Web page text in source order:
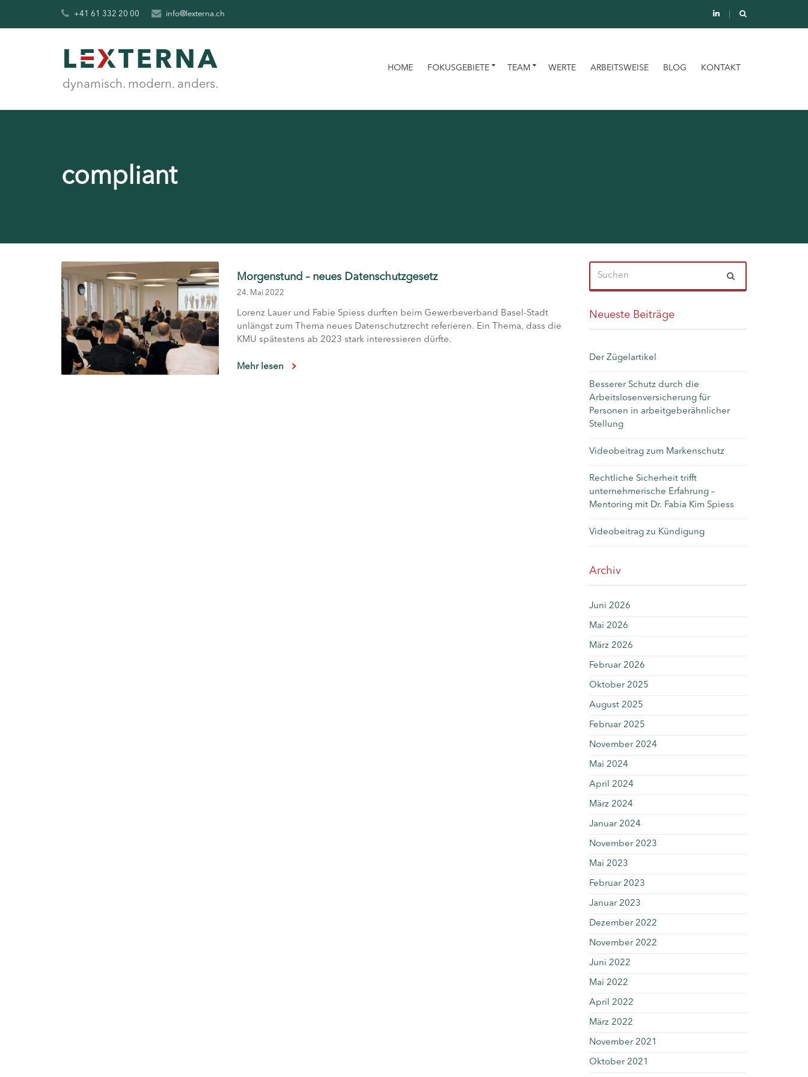
+41 61 332 20 00 info@lexterna.ch
dynamisch. modern. anders.
HOME FOKUSGEBIETE TEAM WERTE ARBEITSWEISE BLOG KONTAKT
compliant
Morgenstund – neues Datenschutzgesetz
24. Mai 2022
Lorenz Lauer und Fabie Spiess durften beim Gewerbeverband Basel-Stadt
unlängst zum Thema neues Datenschutzrecht referieren. Ein Thema, dass die
KMU spätestens ab 2023 stark interessieren dürfte.
Mehr lesen
Neueste Beiträge
Der Zügelartikel
Besserer Schutz durch die
Arbeitslosenversicherung für
Personen in arbeitgeberähnlicher
Stellung
Videobeitrag zum Markenschutz
Rechtliche Sicherheit trifft
unternehmerische Erfahrung –
Mentoring mit Dr. Fabia Kim Spiess
Videobeitrag zu Kündigung
Archiv
Juni 2026
Mai 2026
März 2026
Februar 2026
Oktober 2025
August 2025
Februar 2025
November 2024
Mai 2024
April 2024
März 2024
Januar 2024
November 2023
Mai 2023
Februar 2023
Januar 2023
Dezember 2022
November 2022
Juni 2022
Mai 2022
April 2022
März 2022
November 2021
Oktober 2021